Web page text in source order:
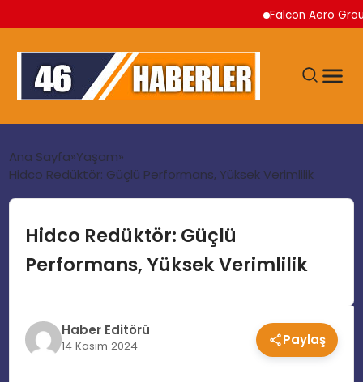
Falcon Aero Group,
GÜNDEM
EKONOMI
TEKNOLOJI
Ana Sayfa Yaşam
Hidco Redüktör: Güçlü Performans, Yüksek Verimlilik
Hidco Redüktör: Güçlü
Performans, Yüksek Verimlilik
Haber Editörü
14 Kasım 2024 Paylaş